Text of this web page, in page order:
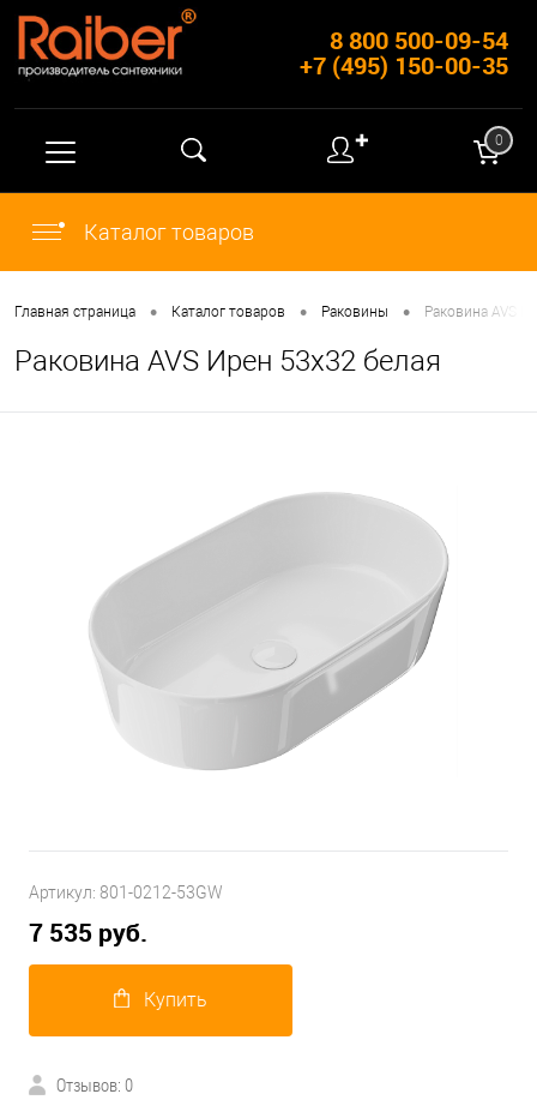
8 800 500-09-54
+7 (495) 150-00-35
✚ 0
Каталог товаров
Главная страница • Каталог товаров • Раковины • Раковина AVS
Раковина AVS Ирен 53x32 белая
Артикул: 801-0212-53GW
7 535 руб.
Купить
Отзывов: 0